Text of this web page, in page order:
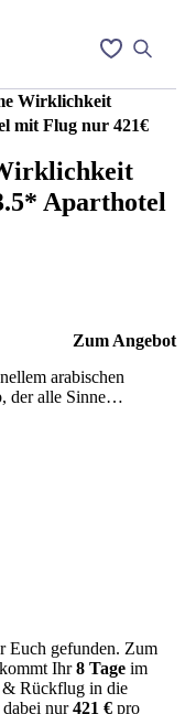
Wirklichkeit
mit Flug nur 421€
Aparthotel
arabischen
der alle Sinne
Zum Angebot
Euch gefunden. Zum
Ihr8 Tage im
Rückflug in die
nur421 € pro